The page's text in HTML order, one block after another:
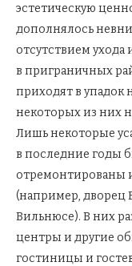
эстетическую
дополнялось
отсутствием ухода
в приграничных
приходят в упадок
некоторых из них
Лишь некоторые
в последние годы
отремонтированы
(например, дворец
Вильнюсе). В них
центры и другие
гостиницы и